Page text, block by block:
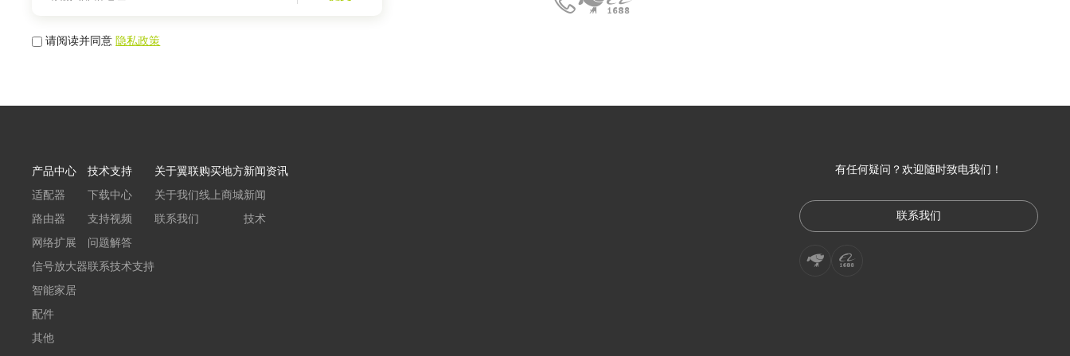
请阅读并同意隐私政策
产品中心
适配器
路由器
网络扩展
信号放大器
智能家居
配件
其他
技术支持
下载中心
支持视频
问题解答
联系技术支持
关于翼联
关于我们
联系我们
购买地方
线上商城
新闻资讯
新闻
技术
有任何疑问？欢迎随时致电我们！
联系我们